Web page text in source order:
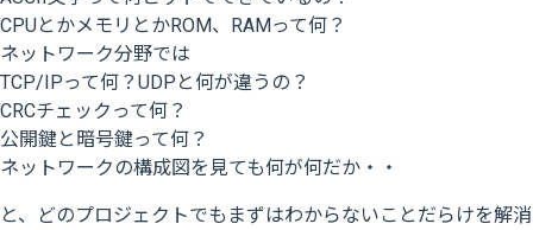
CPUとかメモリとかROM、RAMって何？
ネットワーク分野では
TCP/IPって何？UDPと何が違うの？
CRCチェックって何？
公開鍵と暗号鍵って何？
ネットワークの構成図を見ても何が何だか・・
と、どのプロジェクトでもまずはわからないことだらけを解消